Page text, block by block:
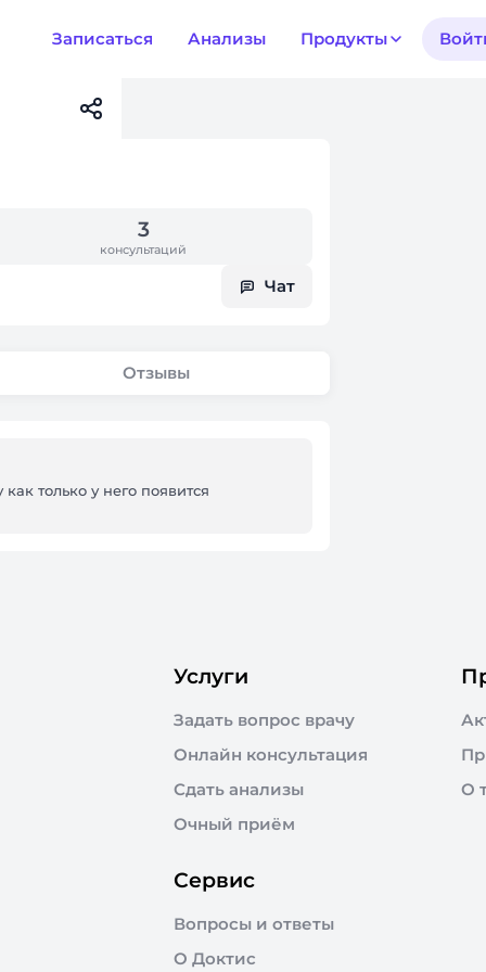
Записаться Анализы Продукты
3
консультаций
Чат
Отзывы
только у него появится
Услуги
Задать вопрос врачу
Онлайн консультация
Сдать анализы
Очный приём
О
Сервис
Вопросы и ответы
О Доктис